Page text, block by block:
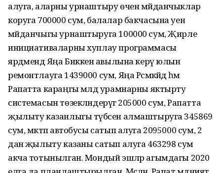
алуга, аларны урнаштыру өчен мәйданчыклар
коруга 700000 сум, балалар бакчасына уен
мәйданчыгы урнаштыруга 100000 сум, Җирле
инициативаларны хуплау программасы
ярдәмендә Яңа Биккенә авылына керү юлын
ремонтлауга 1439000 сум, Яңа Рәсмәкәйдә һәм
Рапатта караңгы мәлдә урамнарны яктырту
системасын төзекләндерүгә 205000 сум, Рапатта
җылыту казанлыгы түбәсен алмаштыруга 345869
сум, мәктәп автобусы сатып алуга 2095000 сум, 2
данә җылыту казаны сатып алуга 463298 сум
акча тотынылган. Мондый эшләр агымдагы 2020